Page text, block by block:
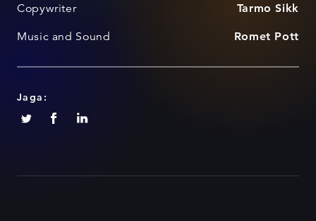
Copywriter Tarmo Sikk
Music and Sound Romet Pott
Jaga: